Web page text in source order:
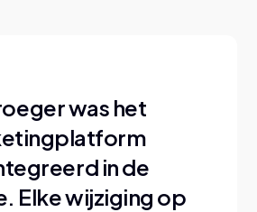
was het
in de
Elke wijziging op